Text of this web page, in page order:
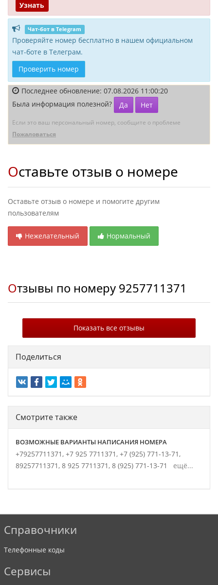
Узнать
Чат-бот в Telegram
Проверяйте номер бесплатно в нашем официальном
чат-боте в Телеграм.
Проверить номер
Последнее обновление: 07.08.2026 11:00:20
Была информация полезной?
Да Нет
Если это ваш персональный номер, сообщите о проблеме
Пожаловаться
Оставьте отзыв о номере
Оставьте отзыв о номере и помогите другим
пользователям
Нежелательный Нормальный
Отзывы по номеру 9257711371
Показать все отзывы
Поделиться
Смотрите также
ВОЗМОЖНЫЕ ВАРИАНТЫ НАПИСАНИЯ НОМЕРА
+79257711371, +7 925 7711371, +7 (925) 771-13-71,
89257711371, 8 925 7711371, 8 (925) 771-13-71 ещё...
Справочники
Телефонные коды
Сервисы